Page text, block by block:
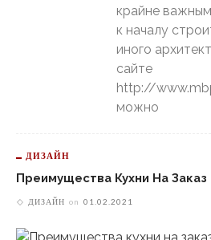
крайне
к началу
иного
сайте
http://
можно
ДИЗАЙН
Преимущества Кухни На Заказ
ДИЗАЙН on 01.02.2021